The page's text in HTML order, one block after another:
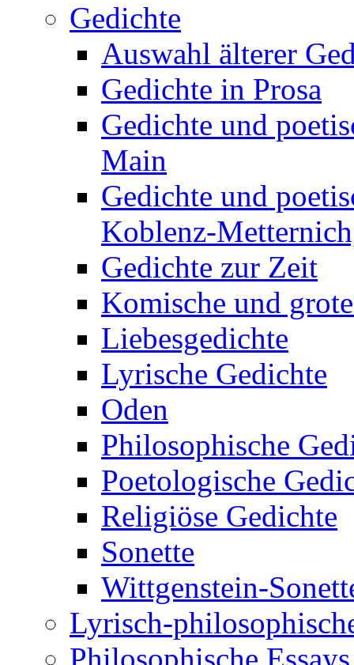
Gedichte
Auswahl älterer
Gedichte in Prosa
Gedichte und
Main
Gedichte und
Koblenz-
Gedichte zur Zeit
Komische und
Liebesgedichte
Lyrische Gedichte
Oden
Philosophische
Poetologische
Religiöse Gedichte
Sonette
Wittgenstein-
Lyrisch-